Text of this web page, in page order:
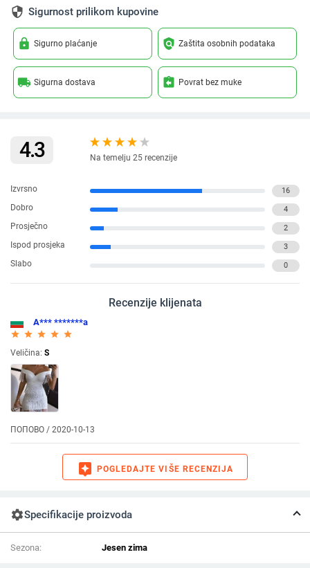
security Sigurnost prilikom kupovine
lock Sigurno plaćanje policy Zaštita osobnih podataka
local_shipping Sigurna dostava assignment_return Povrat bez muke
4.3 Na temelju 25 recenzije
Izvrsno 16
Dobro 4
Prosječno 2
Ispod prosjeka 3
Slabo 0
Recenzije klijenata
А*** *******а
star_rate
star_rate
star_rate
star_rate
star_rate
Veličina: S
ПОПОВО / 2020-10-13
assistant POGLEDAJTE VIŠE RECENZIJA
settingsSpecifikacije proizvoda
Sezona: Jesen zima